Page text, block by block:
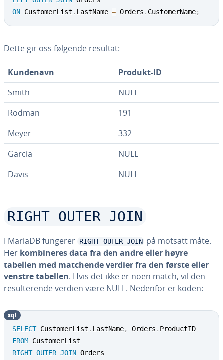
ON CustomerList . LastName = Orders . CustomerName;
Dette gir oss følgende resultat:
Kundenavn
Produkt-ID
Smith
NULL
Rodman
191
Meyer
332
Garcia
NULL
Davis
NULL
RIGHT OUTER JOIN
I MariaDB fungerer RIGHT OUTER JOIN på motsatt måte.
Her kombineres data fra den andre eller høyre
tabellen med matchende verdier fra den første eller
venstre tabellen. Hvis det ikke er noen match, vil den
resulterende verdien være NULL. Nedenfor er koden:
SELECT CustomerList . LastName, Orders .
FROM
RIGHT OUTER JOIN
sql